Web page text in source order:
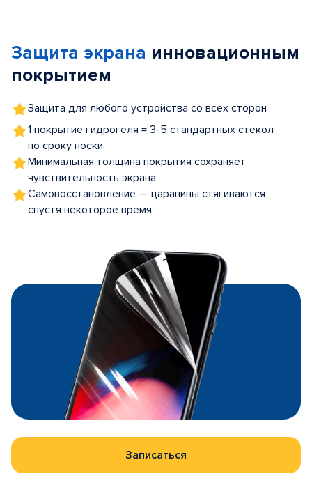
5
Защита экрана инновационным
покрытием
Защита для любого устройства со всех сторон
1 покрытие гидрогеля = 3-5 стандартных стекол
по сроку носки
Минимальная толщина покрытия сохраняет
чувствительность экрана
Самовосстановление — царапины стягиваются
спустя некоторое время
Записаться